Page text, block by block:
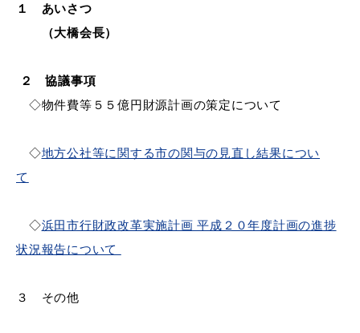
引っ越し・住まい
届出・証明
１ あいさつ
（大橋会長）
２ 協議事項
◇物件費等５５億円財源計画の策定について
◇地方公社等に関する市の関与の見直し結果につい
て
◇浜田市行財政改革実施計画 平成２０年度計画の進捗
状況報告について
３ その他